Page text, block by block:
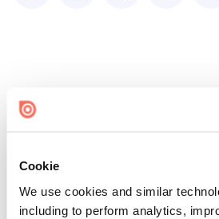
Cookie
We use cookies and similar
including to perform analytics,